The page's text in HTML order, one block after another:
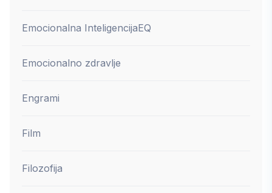
Emocionalna InteligencijaEQ
Emocionalno zdravlje
Engrami
Film
Filozofija